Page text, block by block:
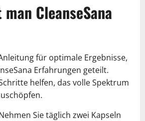
CleanseSana
für optimale Ergebnisse,
Erfahrungen geteilt.
helfen, das volle Spektrum
Sie täglich zwei Kapseln